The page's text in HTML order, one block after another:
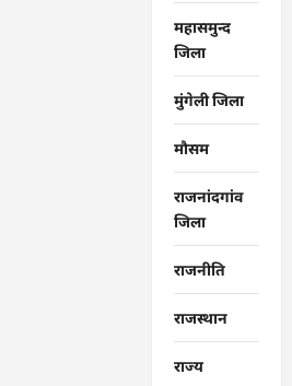
महासमुन्द
जिला
मुंगेली जिला
मौसम
राजनांदगांव
जिला
राजनीति
राजस्थान
राज्‍य